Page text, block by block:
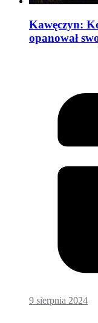
Kawęczyn:
opanował
9 sierpnia 2024